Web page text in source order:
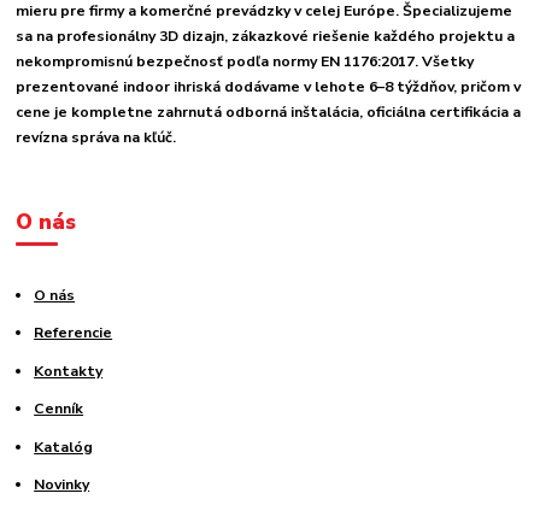
mieru pre firmy a komerčné prevádzky v celej Európe. Špecializujeme
sa na profesionálny 3D dizajn, zákazkové riešenie každého projektu a
nekompromisnú bezpečnosť podľa normy EN 1176:2017. Všetky
prezentované indoor ihriská dodávame v lehote 6–8 týždňov, pričom v
cene je kompletne zahrnutá odborná inštalácia, oficiálna certifikácia a
revízna správa na kľúč.
O nás
O nás
Referencie
Kontakty
Cenník
Katalóg
Novinky